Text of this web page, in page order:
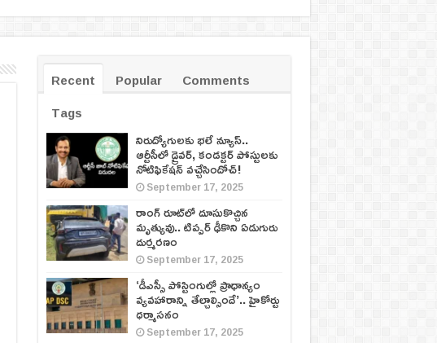
Recent Popular
Comments
Tags
నిరుద్యోగులకు భలే న్యూస్..
ఆర్టీసీలో డ్రైవర్, కండక్టర్‌ పోస్టులకు
నోటిఫికేషన్‌ వచ్చేసిందోచ్‌!
September 17, 2025
రాంగ్ రూట్‌లో దూసుకొచ్చిన
మృత్యువు.. టిప్పర్ ఢీకొని ఏడుగురు
దుర్మరణం
September 17, 2025
‘డీఎస్సీ పోస్టింగుల్లో ప్రాధాన్యం
వ్యవహారాన్ని తేల్చాల్సిందే’.. హైకోర్టు
ధర్మాసనం
September 17, 2025